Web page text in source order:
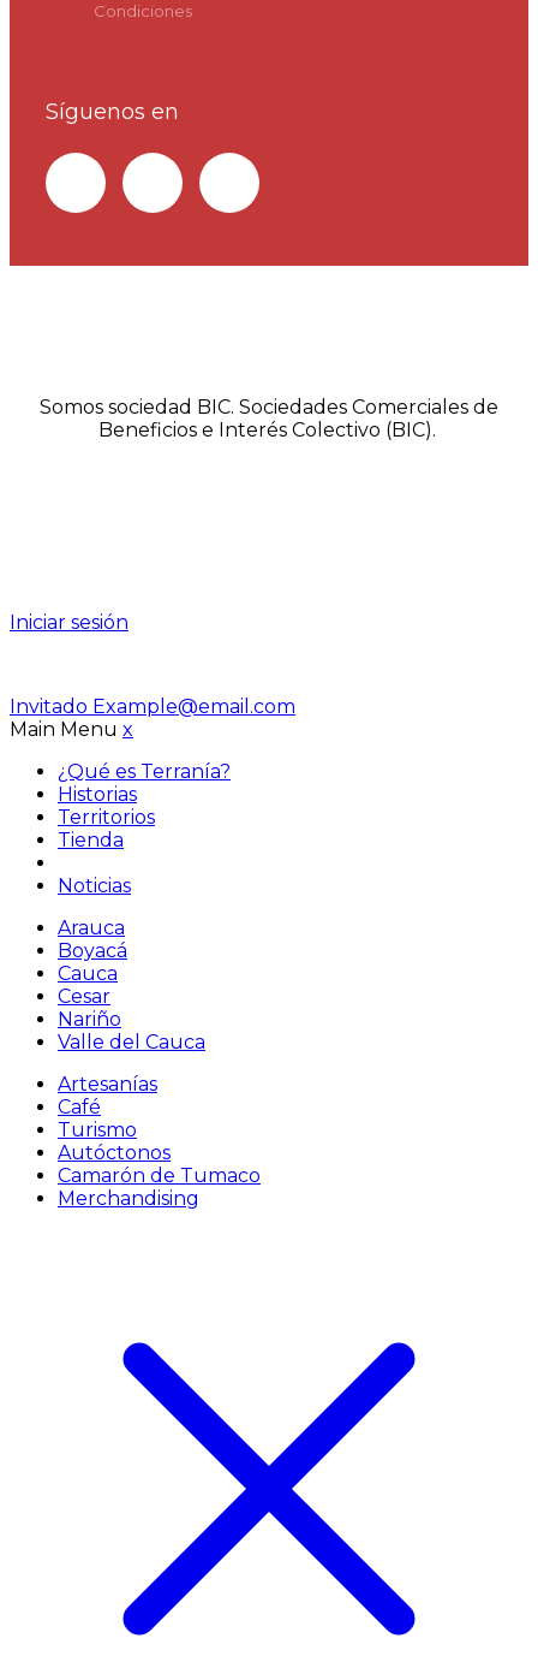
Condiciones
Síguenos en
Somos sociedad BIC. Sociedades Comerciales de
Beneficios e Interés Colectivo (BIC).
Iniciar sesión
Invitado Example@email.com
Main Menu x
¿Qué es Terranía?
Historias
Territorios
Tienda
Noticias
Arauca
Boyacá
Cauca
Cesar
Nariño
Valle del Cauca
Artesanías
Café
Turismo
Autóctonos
Camarón de Tumaco
Merchandising